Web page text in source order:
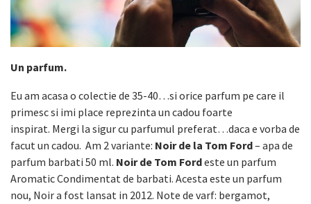
Un parfum.
Eu am acasa o colectie de 35-40…si orice parfum pe care il
primesc si imi place reprezinta un cadou foarte
inspirat. Mergi la sigur cu parfumul preferat…daca e vorba de
facut un cadou. Am 2 variante: Noir de la Tom Ford– apa de
parfum barbati 50 ml. Noir de Tom Fordeste un parfum
Aromatic Condimentat de barbati. Acesta este un parfum
nou, Noir a fost lansat in 2012. Note de varf: bergamot,